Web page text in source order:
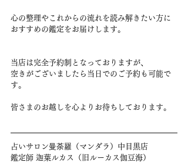
心の整理やこれからの流れを読み解きたい方に
おすすめの鑑定をお届けします。
当店は完全予約制となっておりますが、
空きがございましたら当日でのご予約も可能で
す。
皆さまのお越しを心よりお待ちしております。
占いサロン曼荼羅（マンダラ）中目黒店
鑑定師 迦葉ルカス（旧ルーカス伽豆海）